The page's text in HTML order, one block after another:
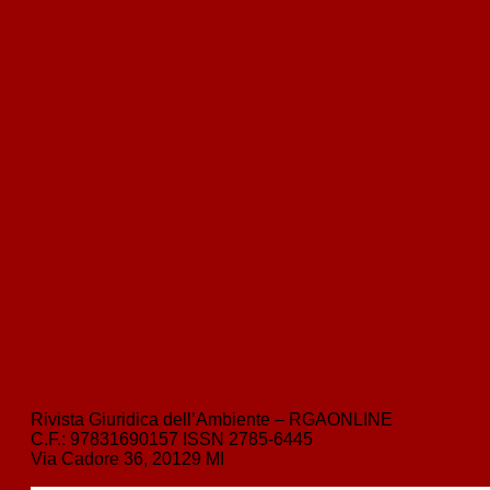
Rivista Giuridica dell’Ambiente – RGAONLINE
C.F.: 97831690157 ISSN 2785-6445
Via Cadore 36, 20129 MI